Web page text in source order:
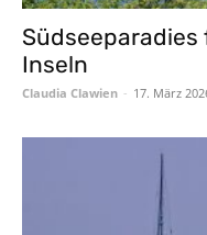
Inseln
Claudia Clawien - 17. März